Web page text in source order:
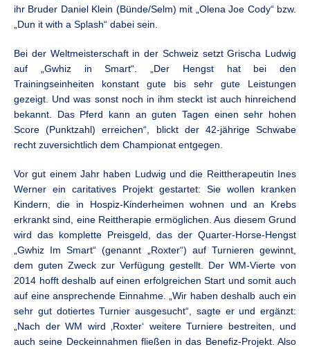
ihr Bruder Daniel Klein (Bünde/Selm) mit „Olena Joe Cody“ bzw.
„Dun it with a Splash“ dabei sein.
Bei der Weltmeisterschaft in der Schweiz setzt Grischa Ludwig
auf „Gwhiz in Smart“. „Der Hengst hat bei den
Trainingseinheiten konstant gute bis sehr gute Leistungen
gezeigt. Und was sonst noch in ihm steckt ist auch hinreichend
bekannt. Das Pferd kann an guten Tagen einen sehr hohen
Score (Punktzahl) erreichen“, blickt der 42-jährige Schwabe
recht zuversichtlich dem Championat entgegen.
Vor gut einem Jahr haben Ludwig und die Reittherapeutin Ines
Werner ein caritatives Projekt gestartet: Sie wollen kranken
Kindern, die in Hospiz-Kinderheimen wohnen und an Krebs
erkrankt sind, eine Reittherapie ermöglichen. Aus diesem Grund
wird das komplette Preisgeld, das der Quarter-Horse-Hengst
„Gwhiz Im Smart“ (genannt „Roxter“) auf Turnieren gewinnt,
dem guten Zweck zur Verfügung gestellt. Der WM-Vierte von
2014 hofft deshalb auf einen erfolgreichen Start und somit auch
auf eine ansprechende Einnahme. „Wir haben deshalb auch ein
sehr gut dotiertes Turnier ausgesucht“, sagte er und ergänzt:
„Nach der WM wird ‚Roxter‘ weitere Turniere bestreiten, und
auch seine Deckeinnahmen fließen in das Benefiz-Projekt. Also